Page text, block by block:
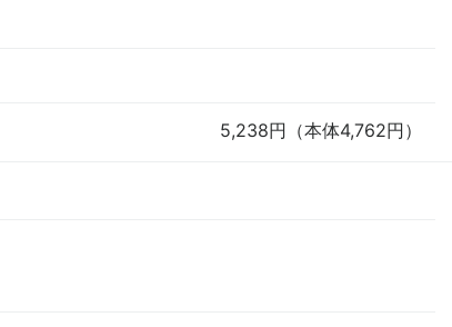
5,238円（本体4,762円）